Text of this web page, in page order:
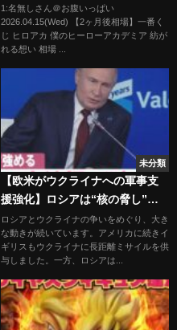
れる想い 相場 フィギュア
1:名無しさん＠お腹いっぱい
2026.04.15(Wed) 【2ヶ月後相場】一番く
じ ヒロアカ 僕のヒーローアカデミア 紡が
れる想い 相場 ...
未分類
【欧米がウクライナへの軍事支
援強化】ロシアは“核の脅し”強
める
ロシアとウクライナの争いをめぐり、大き
な動きが続いています。アメリカに続きイ
ギリスもウクライナに長距離ミサイルを供
与しました。一方、ロシアは...